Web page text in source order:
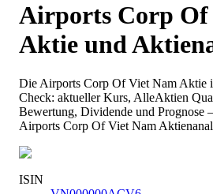
Airports Corp Of
Aktie und
Die Airports Corp Of Viet Nam Aktie
Check: aktueller Kurs, AlleAktien
Bewertung, Dividende und Prognose
Airports Corp Of Viet Nam
ISIN